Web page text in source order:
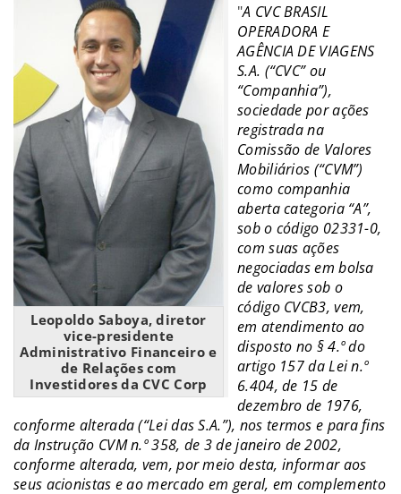
Leopoldo Saboya, diretor
vice-presidente
Administrativo Financeiro e
de Relações com
Investidores da CVC Corp
"A CVC BRASIL
OPERADORA E
AGÊNCIA DE VIAGENS
S.A. (“CVC” ou
“Companhia”),
sociedade por ações
registrada na
Comissão de Valores
Mobiliários (“CVM”)
como companhia
aberta categoria “A”,
sob o código 02331-0,
com suas ações
negociadas em bolsa
de valores sob o
código CVCB3, vem,
em atendimento ao
disposto no § 4.º do
artigo 157 da Lei n.º
6.404, de 15 de
dezembro de 1976,
conforme alterada (“Lei das S.A.”), nos termos e para fins
da Instrução CVM n.º 358, de 3 de janeiro de 2002,
conforme alterada, vem, por meio desta, informar aos
seus acionistas e ao mercado em geral, em complemento